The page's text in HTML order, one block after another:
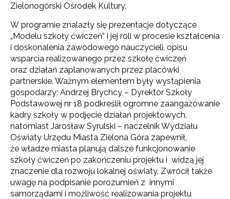
Zielonogórski Ośrodek Kultury.
W programie znalazły się prezentacje dotyczące
„Modelu szkoły ćwiczeń” i jej roli w procesie kształcenia
i doskonalenia zawodowego nauczycieli, opisu
wsparcia realizowanego przez szkołę ćwiczeń
oraz działań zaplanowanych przez placówki
partnerskie. Ważnym elementem były wystąpienia
gospodarzy: Andrzej Brychcy – Dyrektor Szkoły
Podstawowej nr 18 podkreślił ogromne zaangażowanie
kadry szkoły w podjęcie działań projektowych,
natomiast Jarosław Syrulski – naczelnik Wydziału
Oświaty Urzędu Miasta Zielona Góra zapewnił,
że władze miasta planują dalsze funkcjonowanie
szkoły ćwiczeń po zakończeniu projektu i widzą jej
znaczenie dla rozwoju lokalnej oświaty. Zwrócił także
uwagę na podpisanie porozumień z innymi
samorządami i możliwość realizowania projektu